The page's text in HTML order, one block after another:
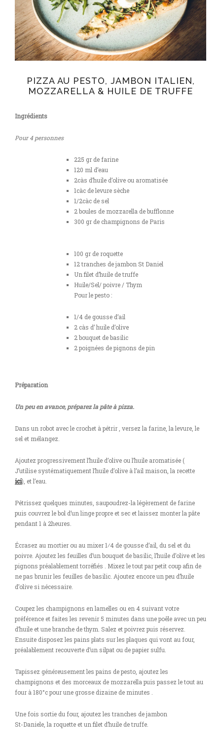
PIZZA AU PESTO, JAMBON ITALIEN,
MOZZARELLA & HUILE DE TRUFFE
Ingrédients
Pour 4 personnes
225 gr de farine
120 ml d’eau
2càs d’huile d’olive ou aromatisée
1càc de levure sèche
1/2càc de sel
2 boules de mozzarella de bufflonne
300 gr de champignons de Paris
100 gr de roquette
12 tranches de jambon St Daniel
Un filet d’huile de truffe
Huile/Sel/ poivre / Thym
Pour le pesto :
1/4 de gousse d’ail
2 càs d’ huile d’olive
2 bouquet de basilic
2 poignées de pignons de pin
Préparation
Un peu en avance, préparez la pâte à pizza.
Dans un robot avec le crochet à pétrir , versez la farine, la levure, le
sel et mélangez.
Ajoutez progressivement l’huile d’olive ou l’huile aromatisée (
J’utilise systématiquement l’huile d’olive à l’ail maison, la recette
ici), et l’eau.
Pétrissez quelques minutes, saupoudrez-la légèrement de farine
puis couvrez le bol d’un linge propre et sec et laissez monter la pâte
pendant 1 à 2heures.
Écrasez au mortier ou au mixer 1⁄4 de gousse d’ail, du sel et du
poivre. Ajoutez les feuilles d’un bouquet de basilic, l’huile d’olive et les
pignons préalablement torréfiés . Mixez le tout par petit coup afin de
ne pas brunir les feuilles de basilic. Ajoutez encore un peu d’huile
d’olive si nécessaire.
Coupez les champignons en lamelles ou en 4 suivant votre
préférence et faites les revenir 5 minutes dans une poêle avec un peu
d’huile et une branche de thym. Salez et poivrez puis réservez.
Ensuite disposez les pains plats sur les plaques qui vont au four,
préalablement recouverte d’un silpat ou de papier sulfu.
Tapissez généreusement les pains de pesto, ajoutez les
champignons et des morceaux de mozzarella puis passez le tout au
four à 180°c pour une grosse dizaine de minutes .
Une fois sortie du four, ajoutez les tranches de jambon
St-Daniele, la roquette et un filet d’huile de truffe.